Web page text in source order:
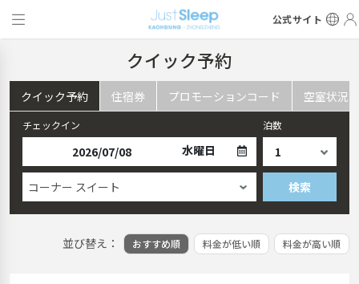
公式サイト
クイック予約
クイック予約 住宿券 プロモーションコード 空室状況
チェックイン
水曜日
泊数
コーナー スイート 検索
並び替え： おすすめ順 料金が低い順 料金が高い順